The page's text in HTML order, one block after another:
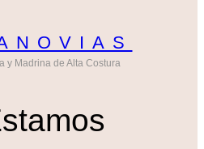
y Madrina de Alta Costura